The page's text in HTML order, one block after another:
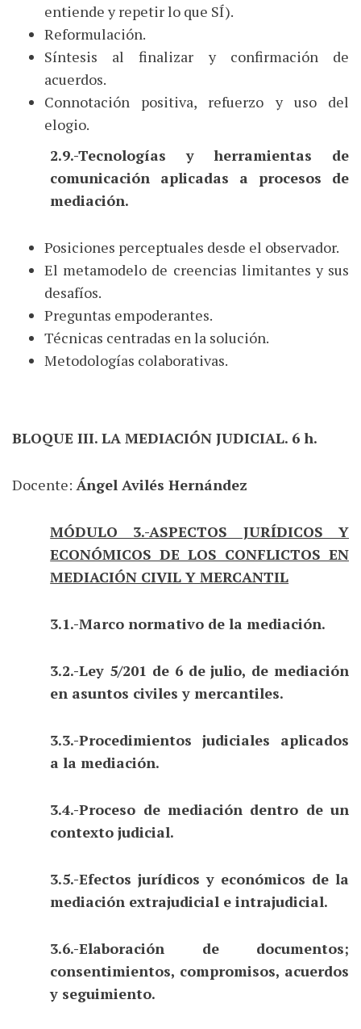
entiende y repetir lo que SÍ).
Reformulación.
Síntesis al finalizar y confirmación de
acuerdos.
Connotación positiva, refuerzo y uso del
elogio.
2.9.-Tecnologías y herramientas de
comunicación aplicadas a procesos de
mediación.
Posiciones perceptuales desde el observador.
El metamodelo de creencias limitantes y sus
desafíos.
Preguntas empoderantes.
Técnicas centradas en la solución.
Metodologías colaborativas.
BLOQUE III. LA MEDIACIÓN JUDICIAL. 6 h.
Docente: Ángel Avilés Hernández
MÓDULO 3.-ASPECTOS JURÍDICOS Y
ECONÓMICOS DE LOS CONFLICTOS EN
MEDIACIÓN CIVIL Y MERCANTIL
3.1.-Marco normativo de la mediación.
3.2.-Ley 5/201 de 6 de julio, de mediación
en asuntos civiles y mercantiles.
3.3.-Procedimientos judiciales aplicados
a la mediación.
3.4.-Proceso de mediación dentro de un
contexto judicial.
3.5.-Efectos jurídicos y económicos de la
mediación extrajudicial e intrajudicial.
3.6.-Elaboración de documentos;
consentimientos, compromisos, acuerdos
y seguimiento.